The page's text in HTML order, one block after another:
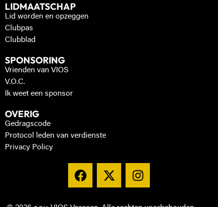
LIDMAATSCHAP
Lid worden en opzeggen
Clubpas
Clubblad
SPONSORING
Vrienden van VIOS
V.O.C.
Ik weet een sponsor
OVERIG
Gedragscode
Protocol leden van verdienste
Privacy Policy